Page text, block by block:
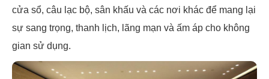
cửa sổ, câu lạc bộ, sân khấu và các nơi khác để mang lại
sự sang trọng, thanh lịch, lãng mạn và ấm áp cho không
gian sử dụng.